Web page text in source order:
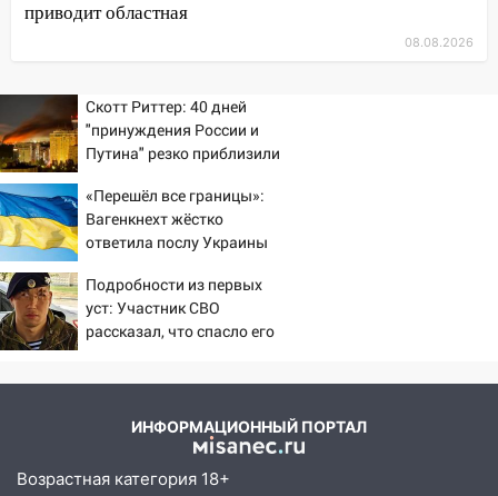
области 8–9 августа
судить за неуплату 48,4 млн рублей
налогов
09:28
Дети на дорогах: пострадали
велосипедисты, мотоциклисты и
пешеходы. Обзор крупных аварий в
Ульяновской области
08:30
Поджог со свечой, 16 сгоревших
домов и выстрел за водку
07:50
Какая погоды будет днем 8
Ульяновске останется закрытым до
утра 10 августа
приводит областная
08.08.2026
Скотт Риттер: 40 дней
"принуждения России и
Путина" резко приблизили
«Перешёл все границы»:
Вагенкнехт жёстко
ответила послу Украины
Подробности из первых
уст: Участник СВО
рассказал, что спасло его
ИНФОРМАЦИОННЫЙ ПОРТАЛ
Возрастная категория 18+